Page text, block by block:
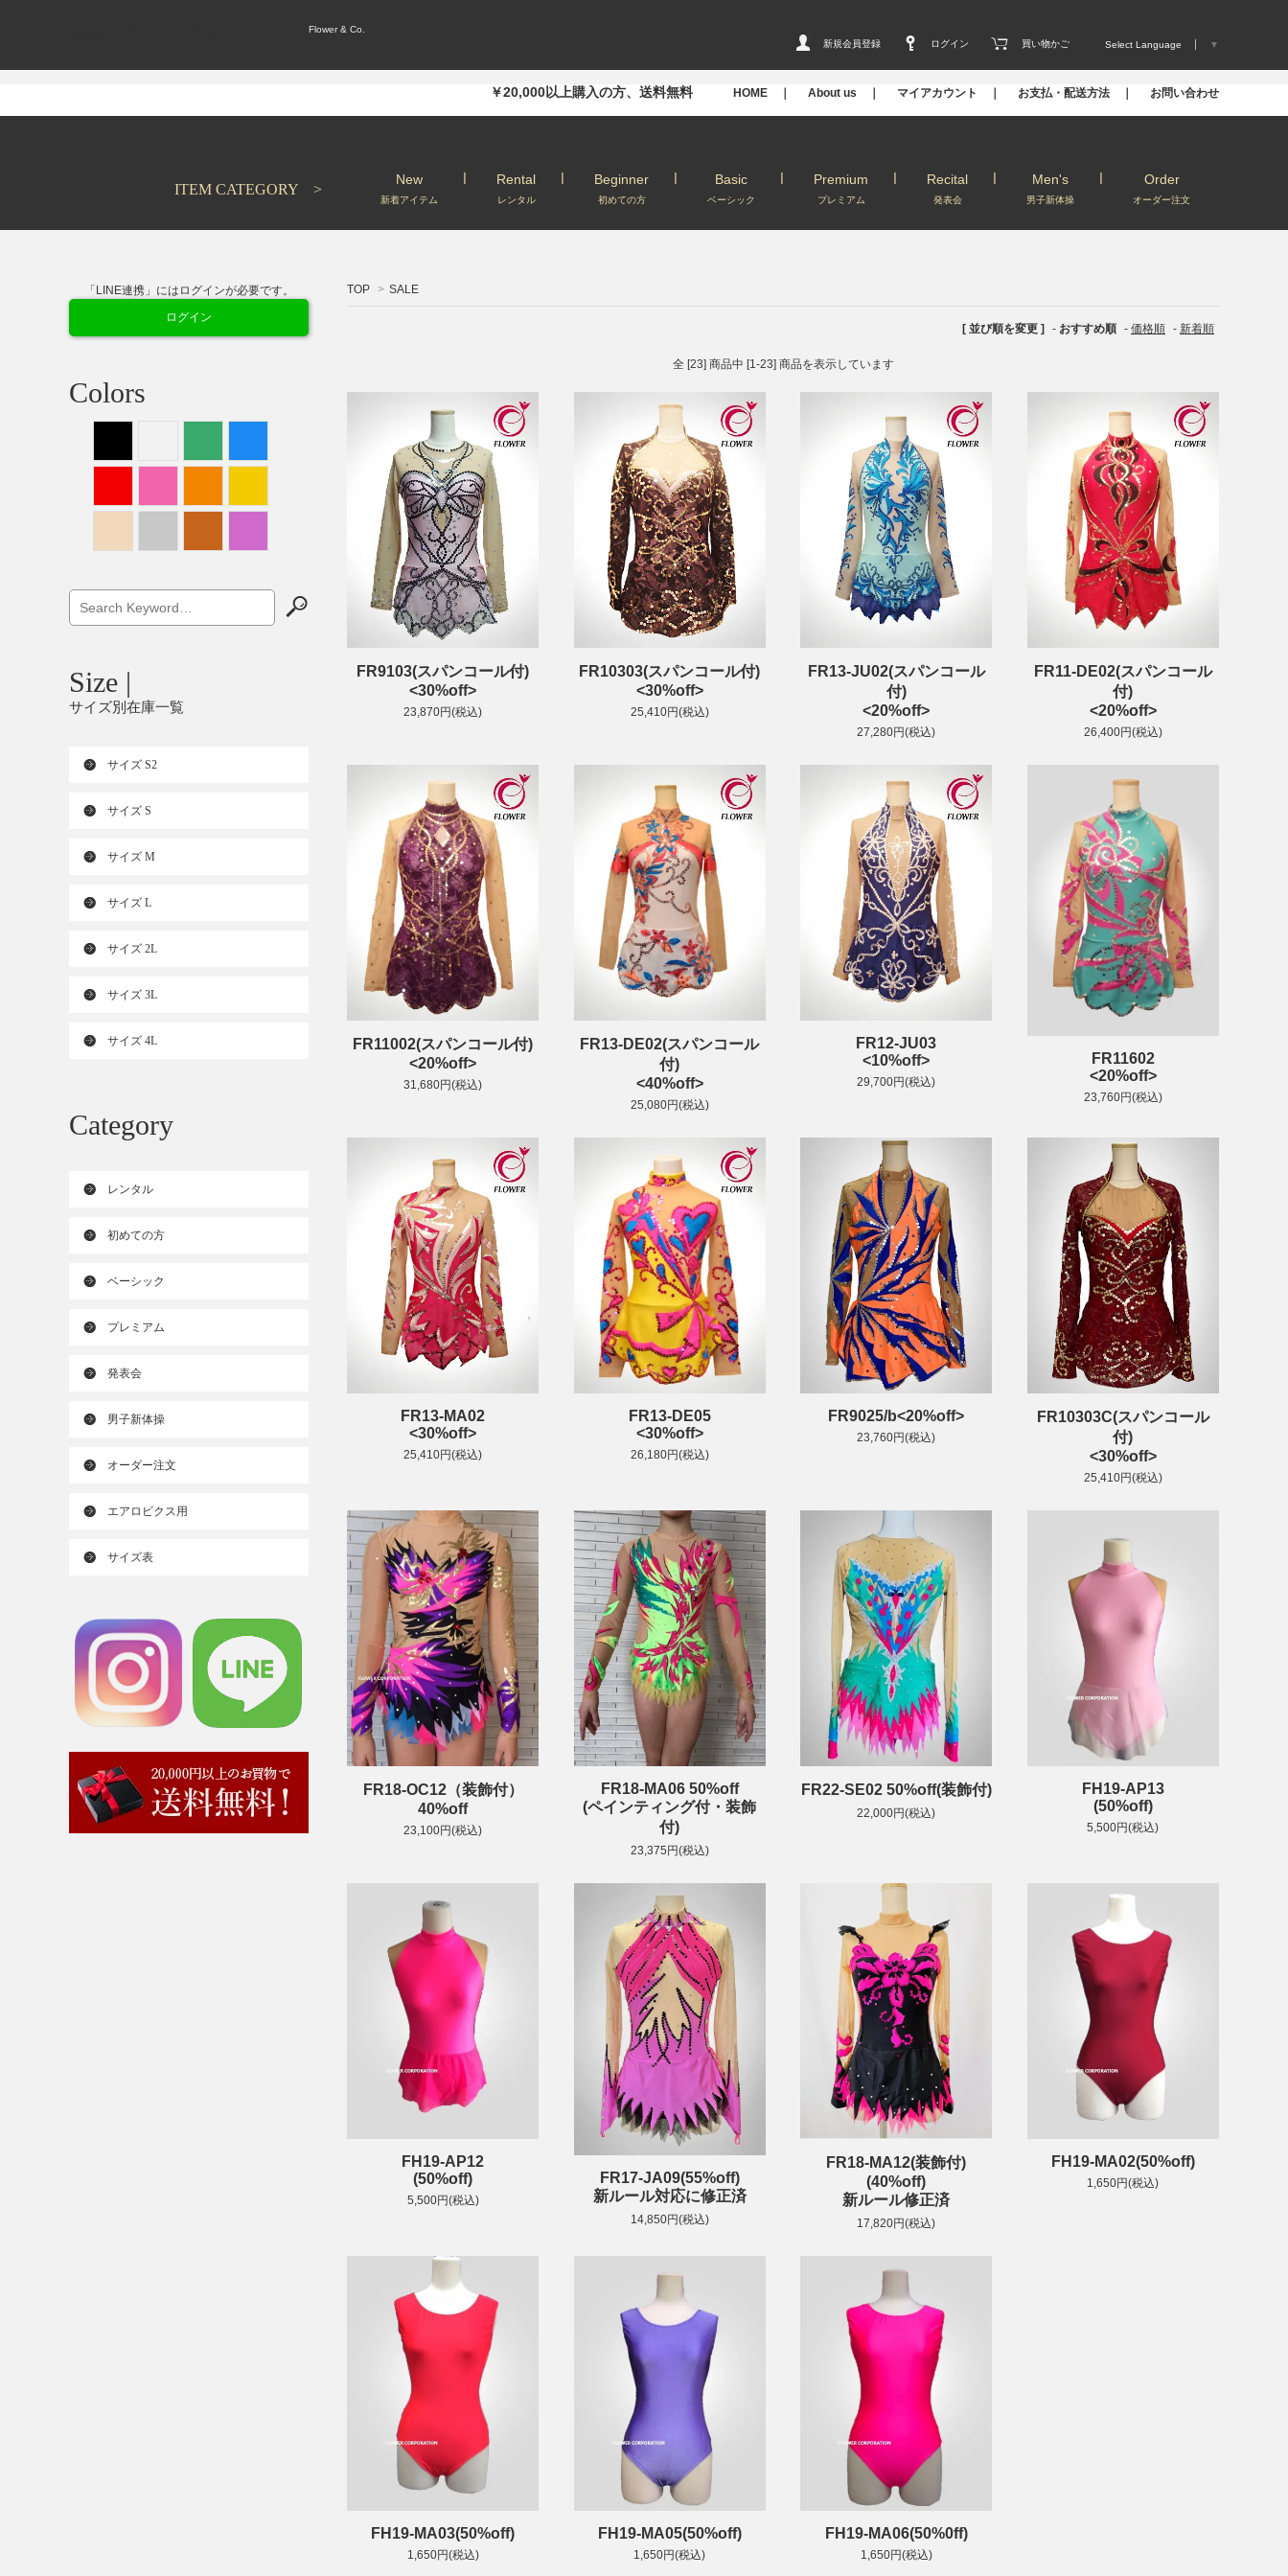
Flower & Co.
新規会員登録
ログイン 買い物かご Select Language ▼
￥20,000以上購入の方、送料無料 HOME ｜ About us ｜ マイアカウント ｜ お支払・配送方法 ｜ お問い合わせ
ITEM CATEGORY >
New
新着アイテム
Rental
レンタル
Beginner
初めての方
Basic
ベーシック
Premium
プレミアム
Recital
発表会
Men's
男子新体操
Order
オーダー注文
TOP > SALE
[ 並び順を変更 ] - おすすめ順 - 価格順 - 新着順
全 [23] 商品中 [1-23] 商品を表示しています
FR9103(スパンコール付)
<30%off>
23,870円(税込)
FR10303(スパンコール付)
<30%off>
25,410円(税込)
FR13-JU02(スパンコール
付)
<20%off>
27,280円(税込)
FR11-DE02(スパンコール
付)
<20%off>
26,400円(税込)
FR11002(スパンコール付)
<20%off>
31,680円(税込)
FR13-DE02(スパンコール
付)
<40%off>
25,080円(税込)
FR12-JU03
<10%off>
29,700円(税込)
FR11602
<20%off>
23,760円(税込)
FR13-MA02
<30%off>
25,410円(税込)
FR13-DE05
<30%off>
26,180円(税込)
FR9025/b<20%off>
23,760円(税込)
FR10303C(スパンコール
付)
<30%off>
25,410円(税込)
FR18-OC12（装飾付）
40%off
23,100円(税込)
FR18-MA06 50%off
(ペインティング付・装飾
付)
23,375円(税込)
FR22-SE02 50%off(装飾付)
22,000円(税込)
FH19-AP13
(50%off)
5,500円(税込)
FH19-AP12
(50%off)
5,500円(税込)
FR17-JA09(55%off)
新ルール対応に修正済
14,850円(税込)
FR18-MA12(装飾付)
(40%off)
新ルール修正済
17,820円(税込)
FH19-MA02(50%off)
1,650円(税込)
FH19-MA03(50%off)
1,650円(税込)
FH19-MA05(50%off)
1,650円(税込)
FH19-MA06(50%0ff)
1,650円(税込)
「LINE連携」にはログインが必要です。
ログイン
Colors
Size |
サイズ別在庫一覧
サイズ S2
サイズ S
サイズ M
サイズ L
サイズ 2L
サイズ 3L
サイズ 4L
Category
レンタル
初めての方
ベーシック
プレミアム
発表会
男子新体操
オーダー注文
エアロビクス用
サイズ表